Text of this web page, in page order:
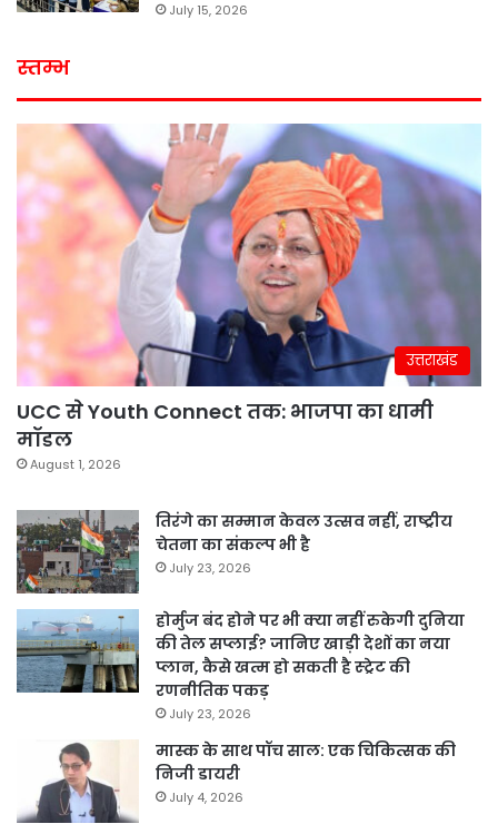
July 15, 2026
स्तम्भ
उत्तराखंड
UCC से Youth Connect तक: भाजपा का धामी
मॉडल
August 1, 2026
तिरंगे का सम्मान केवल उत्सव नहीं, राष्ट्रीय
चेतना का संकल्प भी है
July 23, 2026
होर्मुज बंद होने पर भी क्या नहीं रुकेगी दुनिया
की तेल सप्लाई? जानिए खाड़ी देशों का नया
प्लान, कैसे खत्म हो सकती है स्ट्रेट की
रणनीतिक पकड़
July 23, 2026
मास्क के साथ पॉच साल: एक चिकित्सक की
निजी डायरी
July 4, 2026